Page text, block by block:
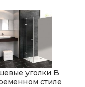
уголки В
стиле